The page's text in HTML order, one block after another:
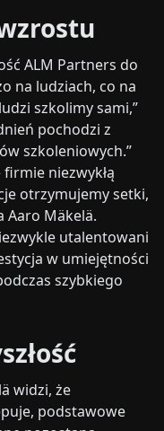
ALM Partners do
na ludziach, co na
szkolimy sami,”
pochodzi z
szkoleniowych.”
niezwykłą
otrzymujemy setki,
Aaro Mäkelä.
utalentowani
w umiejętności
szybkiego
widzi, że
podstawowe